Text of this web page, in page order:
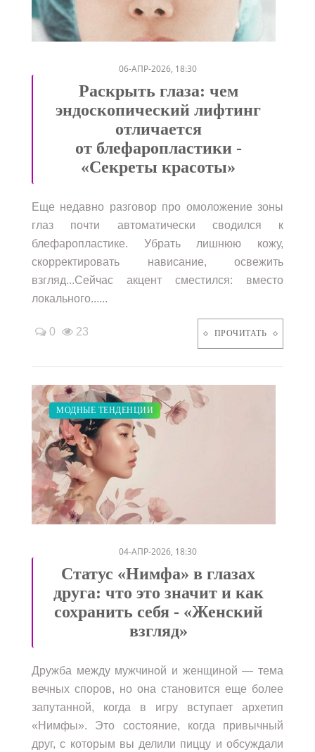
06-АПР-2026, 18:30
Раскрыть глаза: чем
эндоскопический лифтинг
отличается
от блефаропластики -
«Секреты красоты»
Еще недавно разговор про омоложение зоны
глаз почти автоматически сводился к
блефаропластике. Убрать лишнюю кожу,
скорректировать нависание, освежить
взгляд...Сейчас акцент сместился: вместо
локального......
0 23 ПРОЧИТАТЬ
СТАТЬИ
/
СВАДЬБА
/
КРАСОТА
/
ПОКАЗЫ
/
ДИЕТА
/
МОДНЫЕ ТЕНДЕНЦИИ
04-АПР-2026, 18:30
Статус «Нимфа» в глазах
друга: что это значит и как
сохранить себя - «Женский
взгляд»
Дружба между мужчиной и женщиной — тема
вечных споров, но она становится еще более
запутанной, когда в игру вступает архетип
«Нимфы». Это состояние, когда привычный
друг, с которым вы делили пиццу и обсуждали